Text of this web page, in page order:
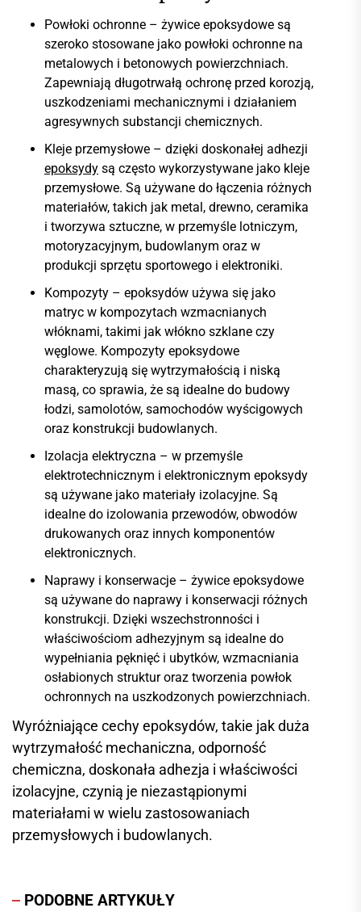
Powłoki ochronne – żywice epoksydowe są
szeroko stosowane jako powłoki ochronne na
metalowych i betonowych powierzchniach.
Zapewniają długotrwałą ochronę przed korozją,
uszkodzeniami mechanicznymi i działaniem
agresywnych substancji chemicznych.
Kleje przemysłowe – dzięki doskonałej adhezji
epoksydy są często wykorzystywane jako kleje
przemysłowe. Są używane do łączenia różnych
materiałów, takich jak metal, drewno, ceramika
i tworzywa sztuczne, w przemyśle lotniczym,
motoryzacyjnym, budowlanym oraz w
produkcji sprzętu sportowego i elektroniki.
Kompozyty – epoksydów używa się jako
matryc w kompozytach wzmacnianych
włóknami, takimi jak włókno szklane czy
węglowe. Kompozyty epoksydowe
charakteryzują się wytrzymałością i niską
masą, co sprawia, że są idealne do budowy
łodzi, samolotów, samochodów wyścigowych
oraz konstrukcji budowlanych.
Izolacja elektryczna – w przemyśle
elektrotechnicznym i elektronicznym epoksydy
są używane jako materiały izolacyjne. Są
idealne do izolowania przewodów, obwodów
drukowanych oraz innych komponentów
elektronicznych.
Naprawy i konserwacje – żywice epoksydowe
są używane do naprawy i konserwacji różnych
konstrukcji. Dzięki wszechstronności i
właściwościom adhezyjnym są idealne do
wypełniania pęknięć i ubytków, wzmacniania
osłabionych struktur oraz tworzenia powłok
ochronnych na uszkodzonych powierzchniach.
Wyróżniające cechy epoksydów, takie jak duża
wytrzymałość mechaniczna, odporność
chemiczna, doskonała adhezja i właściwości
izolacyjne, czynią je niezastąpionymi
materiałami w wielu zastosowaniach
przemysłowych i budowlanych.
PODOBNE ARTYKUŁY